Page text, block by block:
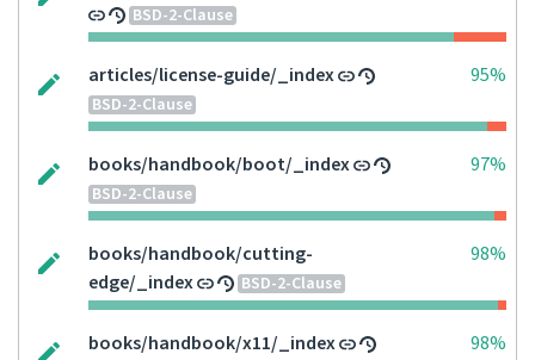
BSD-2-Clause
articles/license-guide/_index
BSD-2-Clause
95%
books/handbook/boot/_index
BSD-2-Clause
97%
books/handbook/cutting-
edge/_index
BSD-2-Clause
98%
books/handbook/x11/_index 98%